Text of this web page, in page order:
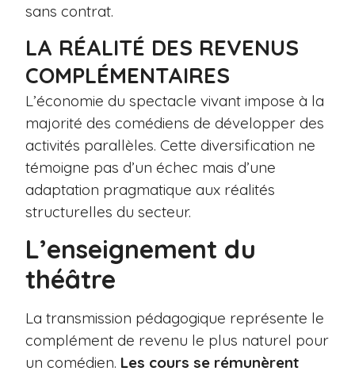
sans contrat.
LA RÉALITÉ DES REVENUS
COMPLÉMENTAIRES
L’économie du spectacle vivant impose à la
majorité des comédiens de développer des
activités parallèles. Cette diversification ne
témoigne pas d’un échec mais d’une
adaptation pragmatique aux réalités
structurelles du secteur.
L’enseignement du
théâtre
La transmission pédagogique représente le
complément de revenu le plus naturel pour
un comédien. Les cours se rémunèrent